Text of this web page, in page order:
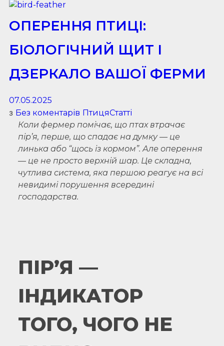
ОПЕРЕННЯ ПТИЦІ:
БІОЛОГІЧНИЙ ЩИТ І
ДЗЕРКАЛО ВАШОЇ ФЕРМИ
07.05.2025
з Без коментарів ПтицяСтатті
Коли фермер помічає, що птах втрачає
пір’я, перше, що спадає на думку — це
линька або “щось із кормом”. Але оперення
— це не просто верхній шар. Це складна,
чутлива система, яка першою реагує на всі
невидимі порушення всередині
господарства.
ПІР’Я —
ІНДИКАТОР
ТОГО, ЧОГО НЕ